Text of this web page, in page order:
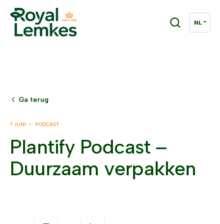
Ga terug
7 JUNI • PODCAST
Plantify Podcast –
Duurzaam verpakken